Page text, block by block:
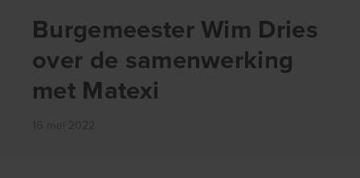
Burgemeester Wim Dries
over de samenwerking
met Matexi